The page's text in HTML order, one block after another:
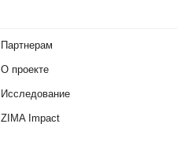
Партнерам
О проекте
Исследование
ZIMA Impact